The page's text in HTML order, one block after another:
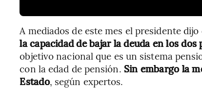
A mediados de este mes el presidente dijo
la capacidad de bajar la deuda en los dos
objetivo nacional que es un sistema
con la edad de pensión. Sin embargo la
Estado, según expertos.